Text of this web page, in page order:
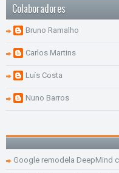
Colaboradores
Bruno Ramalho
Carlos Martins
Luís Costa
Nuno Barros
Google remodela DeepMind